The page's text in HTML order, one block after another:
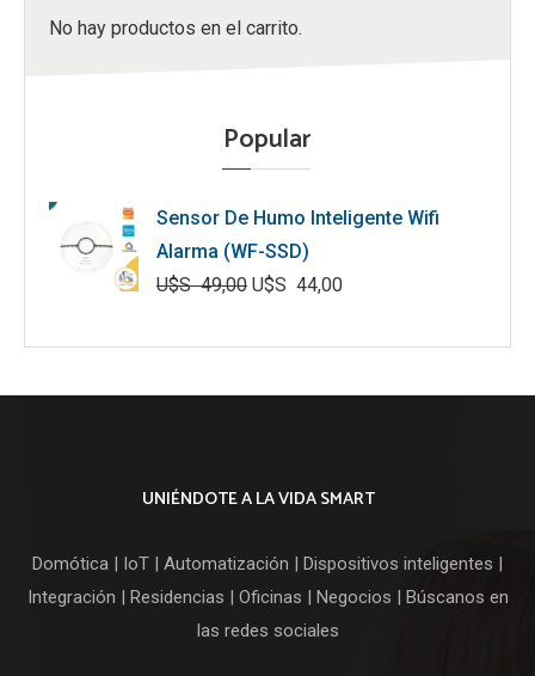
No hay productos en el carrito.
Popular
Sensor De Humo Inteligente Wifi
Alarma (WF-SSD)
U$S49,00
precio
U$S 44,00
precio
UNIÉNDOTE A LA VIDA SMART
Domótica | IoT | Automatización | Dispositivos inteligentes |
Integración | Residencias | Oficinas | Negocios | Búscanos en
las redes sociales